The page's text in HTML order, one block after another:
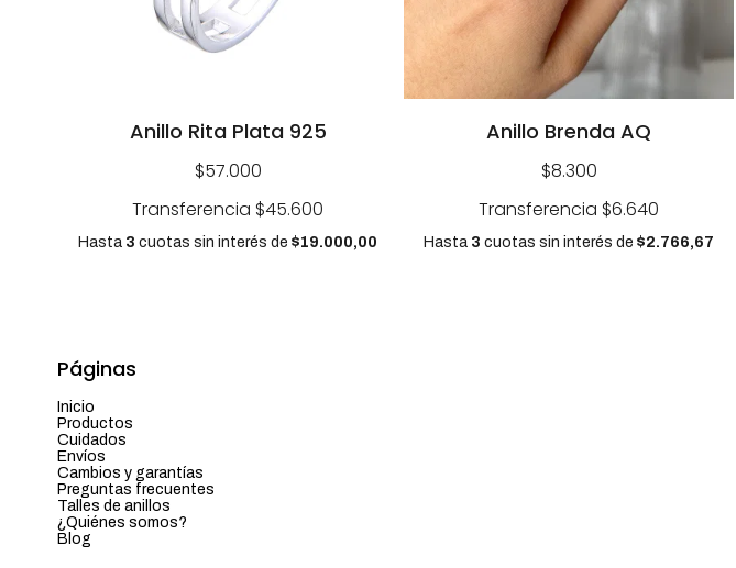
Anillo Rita Plata 925
$57.000
Transferencia $45.600
Hasta 3 cuotas sin interés de $19.000,00
Anillo Brenda AQ
$8.300
Transferencia $6.640
Hasta 3 cuotas sin interés de $2.766,67
Páginas
Inicio
Productos
Cuidados
Envíos
Cambios y garantías
Preguntas frecuentes
Talles de anillos
¿Quiénes somos?
Blog